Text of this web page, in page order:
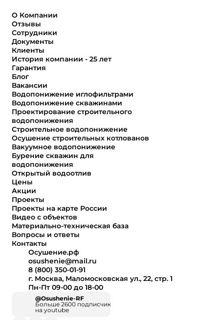
О Компании
Отзывы
Сотрудники
Документы
Клиенты
История компании - 25 лет
Гарантия
Блог
Вакансии
Водопонижение иглофильтрами
Водопонижение скважинами
Проектирование строительного
водопонижения
Строительное водопонижение
Осушение строительных котлованов
Вакуумное водопонижение
Бурение скважин для
водопонижения
Открытый водоотлив
Цены
Акции
Проекты
Проекты на карте России
Видео с объектов
Материально-техническая база
Вопросы и ответы
Контакты
Осушение.рф
osushenie@mail.ru
8 (800) 350-01-91
г. Москва, Маломосковская ул., 22, стр. 1
Пн-Пт 09-00 до 18-00
@Osushenie-RF
Больше 2600 подписчиков
на youtube